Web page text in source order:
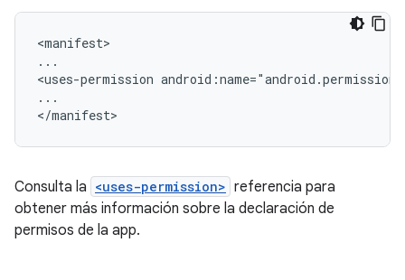
<manifest>
...
<uses-permission
...
Consulta la <uses-permission> referencia para
obtener más información sobre la declaración de
permisos de la app.